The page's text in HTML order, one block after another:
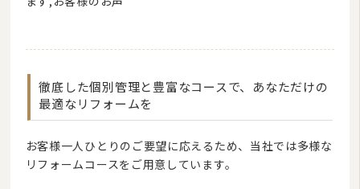
徹底した個別管理と豊富なコースで、あなただけの
最適なリフォームを
お客様一人ひとりのご要望に応えるため、当社では多様な
リフォームコースをご用意しています。